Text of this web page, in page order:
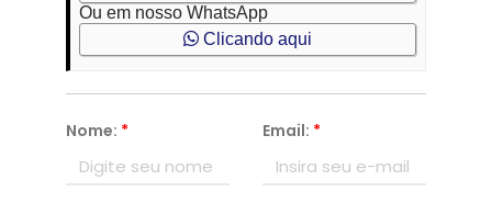
Ou em nosso WhatsApp
Clicando aqui
Nome: * Email: *